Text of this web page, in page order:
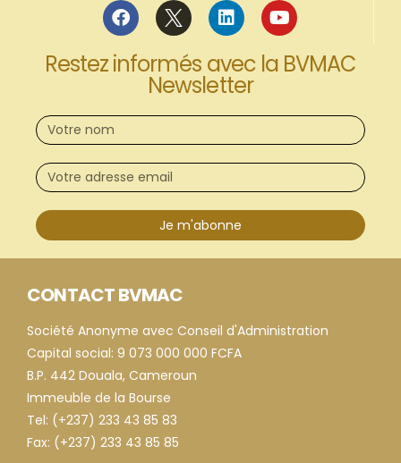
Restez informés avec la BVMAC
Newsletter
Je m'abonne
CONTACT BVMAC
Société Anonyme avec Conseil d'Administration
Capital social: 9 073 000 000 FCFA
B.P. 442 Douala, Cameroun
Immeuble de la Bourse
Tel: (+237) 233 43 85 83
Fax: (+237) 233 43 85 85